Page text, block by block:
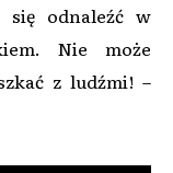
się odnaleźć w
Nie może
z ludźmi! –